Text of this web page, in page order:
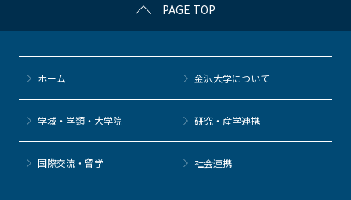
PAGE TOP
ホーム 金沢大学について
学域・学類・大学院 研究・産学連携
国際交流・留学 社会連携